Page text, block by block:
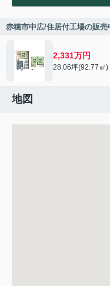
赤穂市中広/住居付工場の販売
2,331万円
28.06坪(92.77㎡)
地図